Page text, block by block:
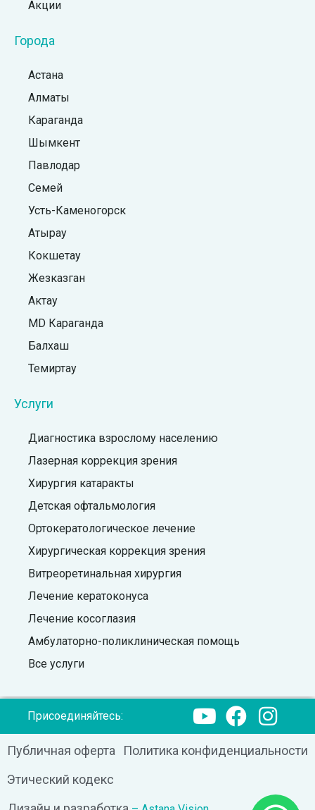
Акции
Города
Астана
Алматы
Караганда
Шымкент
Павлодар
Семей
Усть-Каменогорск
Атырау
Кокшетау
Жезказган
Актау
MD Караганда
Балхаш
Темиртау
Услуги
Диагностика взрослому населению
Лазерная коррекция зрения
Хирургия катаракты
Детская офтальмология
Ортокератологическое лечение
Хирургическая коррекция зрения
Витреоретинальная хирургия
Лечение кератоконуса
Лечение косоглазия
Амбулаторно-поликлиническая помощь
Все услуги
Присоединяйтесь:
Публичная оферта
Политика конфиденциальности
Этический кодекс